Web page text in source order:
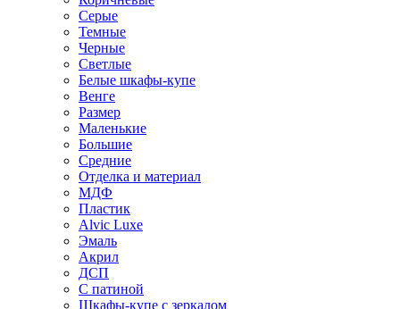
Серые
Темные
Черные
Светлые
Белые шкафы-купе
Венге
Размер
Маленькие
Большие
Средние
Отделка и материал
МДФ
Пластик
Alvic Luxe
Эмаль
Акрил
ДСП
С патиной
Шкафы-купе с зеркалом